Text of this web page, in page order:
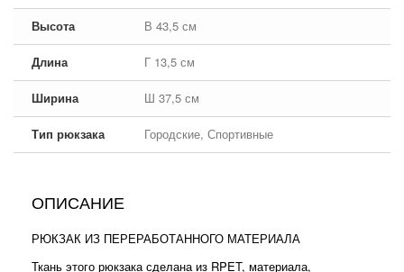
Высота В 43,5 см
Длина Г 13,5 см
Ширина Ш 37,5 см
Тип рюкзака Городские, Спортивные
ОПИСАНИЕ
РЮКЗАК ИЗ ПЕРЕРАБОТАННОГО МАТЕРИАЛА
Ткань этого рюкзака сделана из RPET, материала,